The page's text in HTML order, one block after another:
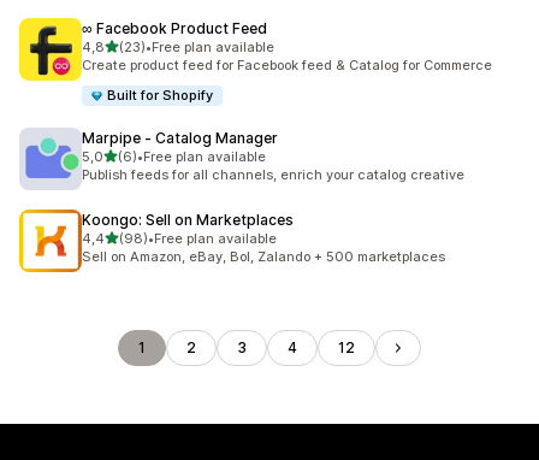
∞ Facebook Product Feed
4,8na 5 gwiazdek
(23)
Łączna liczba recenzji: 23
•Free plan available
Create product feed for Facebook feed & Catalog for Commerce
Built for Shopify
Marpipe ‑ Catalog Manager
5,0na 5 gwiazdek
(6)
Łączna liczba recenzji: 6
•Free plan available
Publish feeds for all channels, enrich your catalog creative
Koongo: Sell on Marketplaces
4,4na 5 gwiazdek
(98)
Łączna liczba recenzji: 98
•Free plan available
Sell on Amazon, eBay, Bol, Zalando + 500 marketplaces
1 2 3 4 12